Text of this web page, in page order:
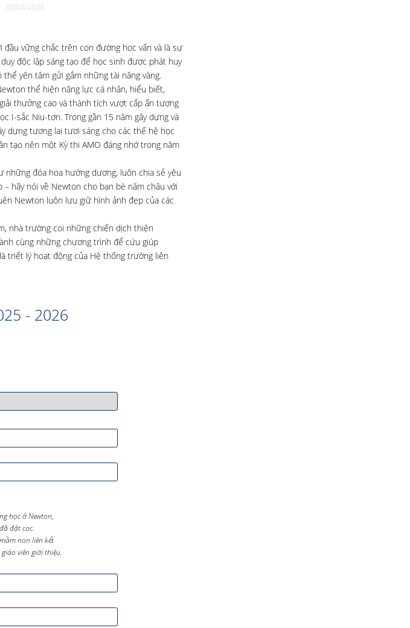
03/04/2026
vững chắc trên con đường học vấn và là sự
độc lập sáng tạo để học sinh được phát huy
yên tâm gửi gắm những tài năng vàng.
thể hiện năng lực cá nhân, hiểu biết,
thưởng cao và thành tích vượt cấp ấn tượng
I-sắc Niu-tơn. Trong gần 15 năm gây dựng và
dựng tương lai tươi sáng cho các thế hệ học
tạo nên một Kỳ thi AMO đáng nhớ trong năm
đóa hoa hướng dương, luôn chia sẻ yêu
hãy nói về Newton cho bạn bè năm châu với
Newton luôn lưu giữ hình ảnh đẹp của các
nhà trường coi những chiến dịch thiện
cùng những chương trình để cứu giúp
triết lý hoạt động của Hệ thống trường liên
- 2026
học ở Newton,
đặt cọc.
non liên kết
viên giới thiệu.